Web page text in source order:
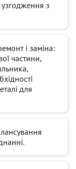
узгодження з
і заміна:
частини,
для